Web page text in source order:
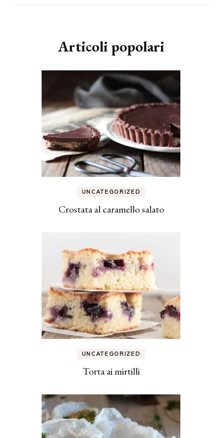
Articoli popolari
UNCATEGORIZED
Crostata al caramello salato
UNCATEGORIZED
Torta ai mirtilli